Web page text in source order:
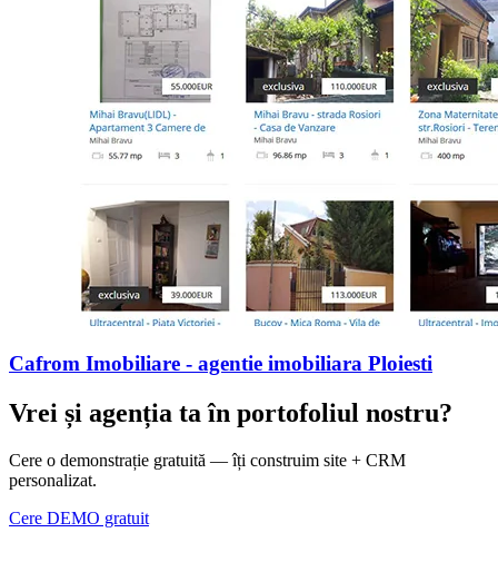
Cafrom Imobiliare - agentie imobiliara Ploiesti
Vrei și agenția ta în portofoliul nostru?
Cere o demonstrație gratuită — îți construim site + CRM
personalizat.
Cere DEMO gratuit